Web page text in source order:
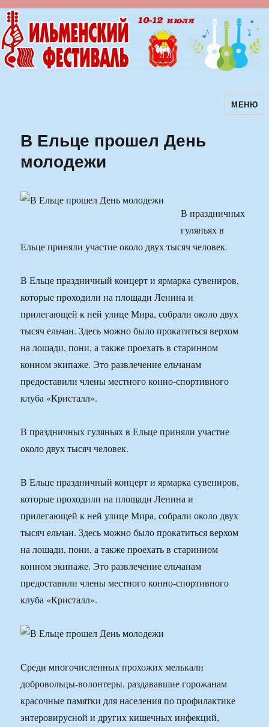
Ильменский фестиваль авторскойМЕНЮ
В Ельце прошел День
молодежи
В праздничных
гуляньях в
Ельце приняли участие около двух тысяч человек.
В Ельце праздничный концерт и ярмарка сувениров,
которые проходили на площади Ленина и
прилегающей к ней улице Мира, собрали около двух
тысяч ельчан. Здесь можно было прокатиться верхом
на лошади, пони, а также проехать в старинном
конном экипаже. Это развлечение ельчанам
предоставили члены местного конно-спортивного
клуба «Кристалл».
В праздничных гуляньях в Ельце приняли участие
около двух тысяч человек.
В Ельце праздничный концерт и ярмарка сувениров,
которые проходили на площади Ленина и
прилегающей к ней улице Мира, собрали около двух
тысяч ельчан. Здесь можно было прокатиться верхом
на лошади, пони, а также проехать в старинном
конном экипаже. Это развлечение ельчанам
предоставили члены местного конно-спортивного
клуба «Кристалл».
Среди многочисленных прохожих мелькали
добровольцы-волонтеры, раздававшие горожанам
красочные памятки для населения по профилактике
энтеровирусной и других кишечных инфекций,